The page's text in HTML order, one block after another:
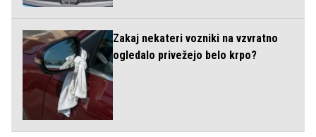
Zakaj nekateri vozniki na vzvratno
ogledalo privežejo belo krpo?